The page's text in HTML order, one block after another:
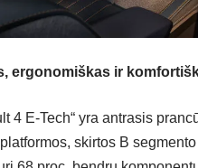
ergonomiškas ir
4 E-Tech“ yra antrasis
skirtos B